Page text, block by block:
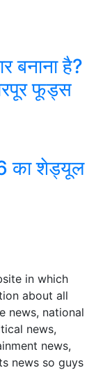
बनाना है?
फूड्स
का शेड्यूल
in which
about all
news, national
news,
news,
news so guys